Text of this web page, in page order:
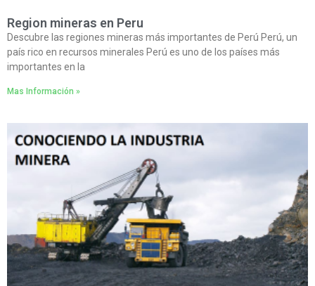
Region mineras en Peru
Descubre las regiones mineras más importantes de Perú Perú, un
país rico en recursos minerales Perú es uno de los países más
importantes en la
Mas Información »